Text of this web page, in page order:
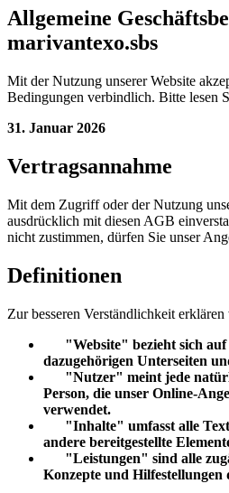
Allgemeine
marivantexo.sbs
Mit der Nutzung unserer Website
Bedingungen verbindlich. Bitte lesen
31. Januar 2026
Vertragsannahme
Mit dem Zugriff oder der Nutzung
ausdrücklich mit diesen AGB
nicht zustimmen, dürfen Sie unser
Definitionen
Zur besseren Verständlichkeit
"Website" bezieht sich
dazugehörigen Unterseiten
"Nutzer" meint jede
Person, die unser Online-
verwendet.
"Inhalte" umfasst alle
andere bereitgestellte
"Leistungen" sind alle
Konzepte und Hilfestellungen